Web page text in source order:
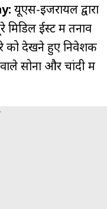
यूएस-इजरायल द्वारा
मिडिल ईस्ट में तनाव
को देखने हुए निवेशक
सोना और चांदी में